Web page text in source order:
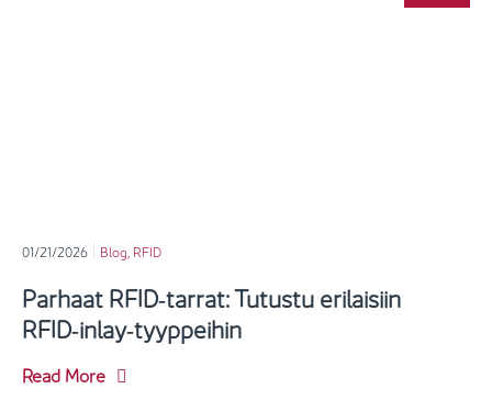
01/21/2026 Blog RFID
Parhaat RFID‑tarrat: Tutustu erilaisiin
RFID‑inlay‑tyyppeihin
Read More